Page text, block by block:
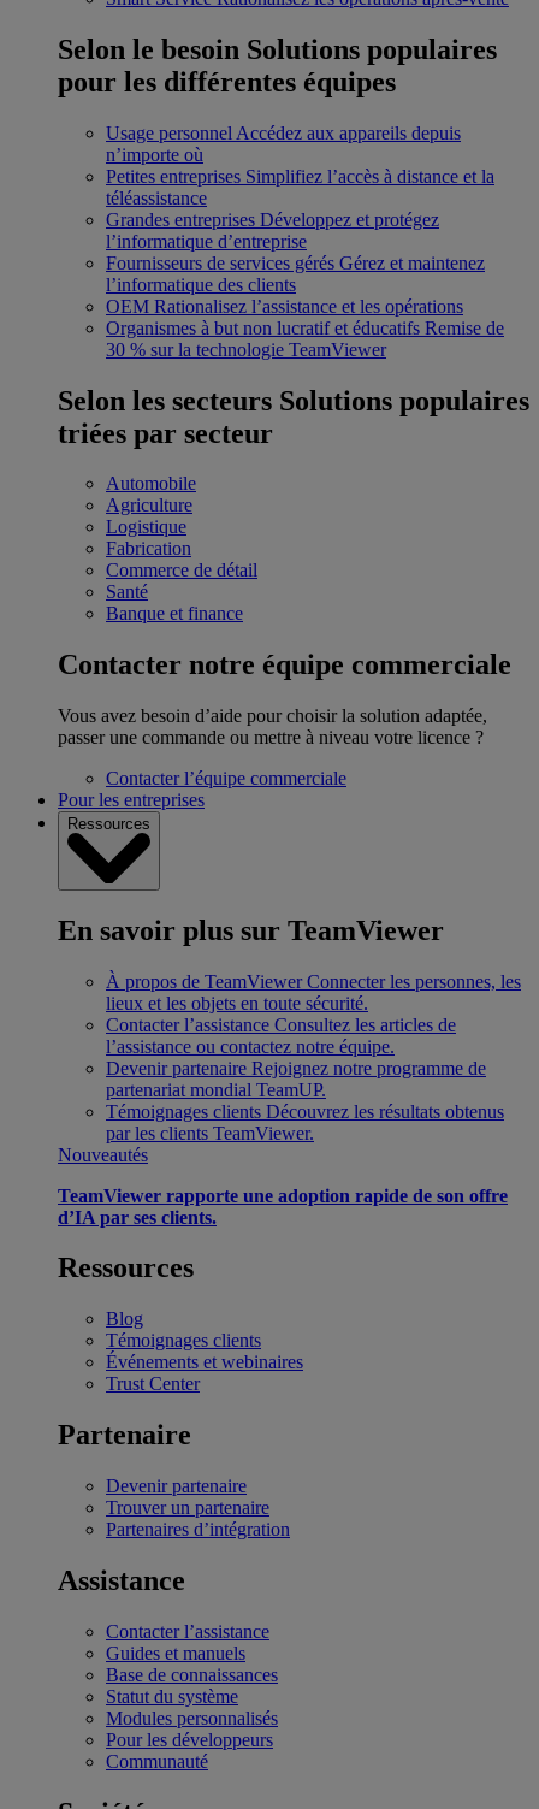
Selon le besoin Solutions populaires
pour les différentes équipes
Usage personnel Accédez aux appareils depuis
n’importe où
Petites entreprises Simplifiez l’accès à distance et la
téléassistance
Grandes entreprises Développez et protégez
l’informatique d’entreprise
Fournisseurs de services gérés Gérez et maintenez
l’informatique des clients
OEM Rationalisez l’assistance et les opérations
Organismes à but non lucratif et éducatifs Remise de
30 % sur la technologie TeamViewer
Selon les secteurs Solutions populaires
triées par secteur
Automobile
Agriculture
Logistique
Fabrication
Commerce de détail
Santé
Banque et finance
Contacter notre équipe commerciale
Vous avez besoin d’aide pour choisir la solution adaptée,
passer une commande ou mettre à niveau votre licence ?
Contacter l’équipe commerciale
Pour les entreprises
Ressources
En savoir plus sur TeamViewer
À propos de TeamViewer Connecter les personnes, les
lieux et les objets en toute sécurité.
Contacter l’assistance Consultez les articles de
l’assistance ou contactez notre équipe.
Devenir partenaire Rejoignez notre programme de
partenariat mondial TeamUP.
Témoignages clients Découvrez les résultats obtenus
par les clients TeamViewer.
Nouveautés
TeamViewer rapporte une adoption rapide de son offre
d’IA par ses clients.
Ressources
Blog
Témoignages clients
Événements et webinaires
Trust Center
Partenaire
Devenir partenaire
Trouver un partenaire
Partenaires d’intégration
Assistance
Contacter l’assistance
Guides et manuels
Base de connaissances
Statut du système
Modules personnalisés
Pour les développeurs
Communauté